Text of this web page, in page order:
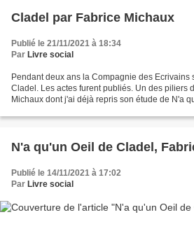
Cladel par Fabrice Michaux
Publié le 21/11/2021 à 18:34
Par Livre social
Pendant deux ans la Compagnie des Ecrivains
Cladel. Les actes furent publiés. Un des piliers
Michaux dont j'ai déjà repris son étude de N'a
N'a qu'un Oeil de Cladel,
Publié le 14/11/2021 à 17:02
Par Livre social